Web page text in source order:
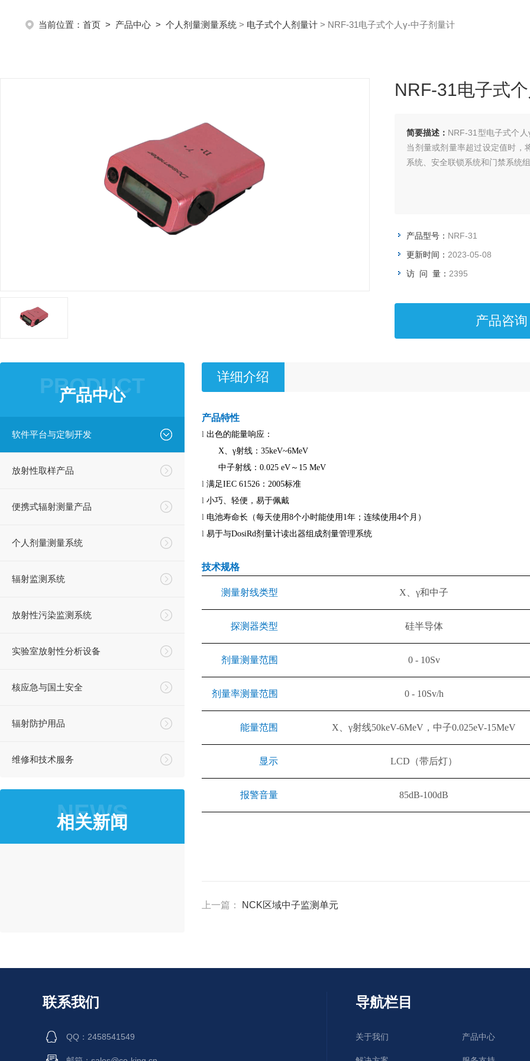
当前位置：首页 > 产品中心 >个人剂量测量系统 > 电子式个人剂量计 > NRF-31电子式个人γ-中子剂量计
NRF-31电子式
简要描述： NRF-31型电子式个
当剂量或剂量率超过设定值时，
系统、安全联锁系统和门禁系统
产品型号： NRF-31
更新时间： 2023-05-08
访 问 量： 2395
产品咨询
PRODUCT
产品中心
软件平台与定制开发
放射性取样产品
便携式辐射测量产品
个人剂量测量系统
辐射监测系统
放射性污染监测系统
实验室放射性分析设备
核应急与国土安全
辐射防护用品
维修和技术服务
NEWS
相关新闻
详细介绍
产品特性
l 出色的能量响应：
X、 γ射线： 35keV~6MeV
中子射线： 0.025 eV～ 15 MeV
l 满足IEC 61526： 2005标准
l 小巧、轻便，易于佩戴
l 电池寿命长（每天使用8个小时能使用 1年；连续使用4个月）
l 易于与DosiRd剂量计读出器组成剂量管理系统
技术规格
测量射线类型 X 、γ和中子
探测器类型 硅半导体
剂量测量范围 0 - 10Sv
剂量率测量范围 0 - 10Sv/h
能量范围 X 、γ射线50keV-6MeV ，中子0.025eV-15MeV
显示 LCD （带后灯）
报警音量 85dB-100dB
上一篇： NCK区域中子监测单元
联系我们
QQ：2458541549
导航栏目
关于我们 产品中心